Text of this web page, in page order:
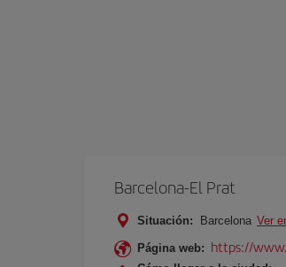
Barcelona-El Prat
Situación: Barcelona Ver
Página web: https://